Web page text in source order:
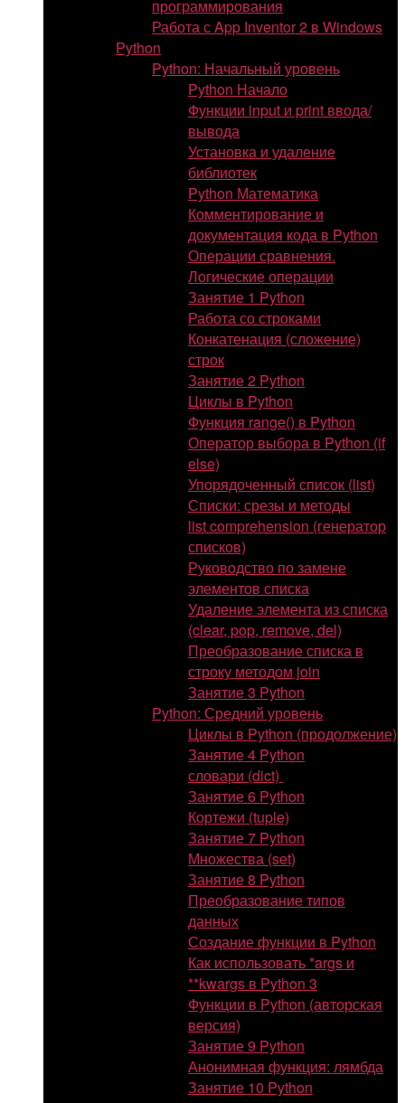
программирования
Работа с App Inventor 2 в Windows
Python
Python: Начальный уровень
Python Начало
Функции input и print ввода/
вывода
Установка и удаление
библиотек
Python Математика
Комментирование и
документация кода в Python
Операции сравнения.
Логические операции
Занятие 1 Python
Работа со строками
Конкатенация (сложение)
строк
Занятие 2 Python
Циклы в Python
Функция range() в Python
Оператор выбора в Python (if
else)
Упорядоченный список (list)
Списки: срезы и методы
list comprehension (генератор
списков)
Руководство по замене
элементов списка
Удаление элемента из списка
(clear, pop, remove, del)
Преобразование списка в
строку методом join
Занятие 3 Python
Python: Средний уровень
Циклы в Python (продолжение)
Занятие 4 Python
словари (dict)
Занятие 6 Python
Кортежи (tuple)
Занятие 7 Python
Множества (set)
Занятие 8 Python
Преобразование типов
данных
Создание функции в Python
Как использовать *args и
**kwargs в Python 3
Функции в Python (авторская
версия)
Занятие 9 Python
Анонимная функция: лямбда
Занятие 10 Python